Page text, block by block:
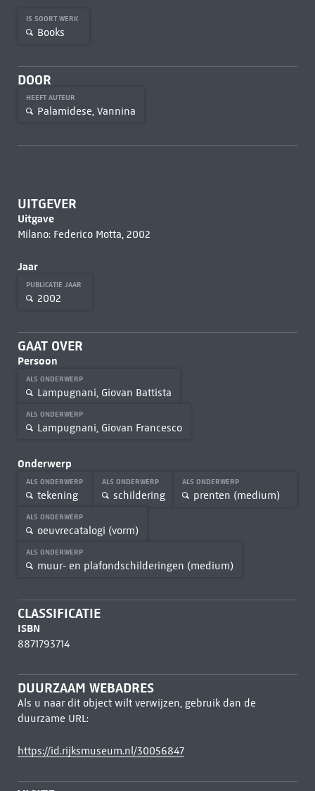
IS SOORT WERK
Books
DOOR
HEEFT AUTEUR
Palamidese, Vannina
UITGEVER
Uitgave
Milano: Federico Motta, 2002
Jaar
PUBLICATIE JAAR
2002
GAAT OVER
Persoon
ALS ONDERWERP
Lampugnani, Giovan Battista
ALS ONDERWERP
Lampugnani, Giovan Francesco
Onderwerp
ALS ONDERWERP
tekening
ALS ONDERWERP
schildering
ALS ONDERWERP
prenten (medium)
ALS ONDERWERP
oeuvrecatalogi (vorm)
ALS ONDERWERP
muur- en plafondschilderingen (medium)
CLASSIFICATIE
ISBN
8871793714
DUURZAAM WEBADRES
Als u naar dit object wilt verwijzen, gebruik dan de
duurzame URL:
https://id.rijksmuseum.nl/30056847